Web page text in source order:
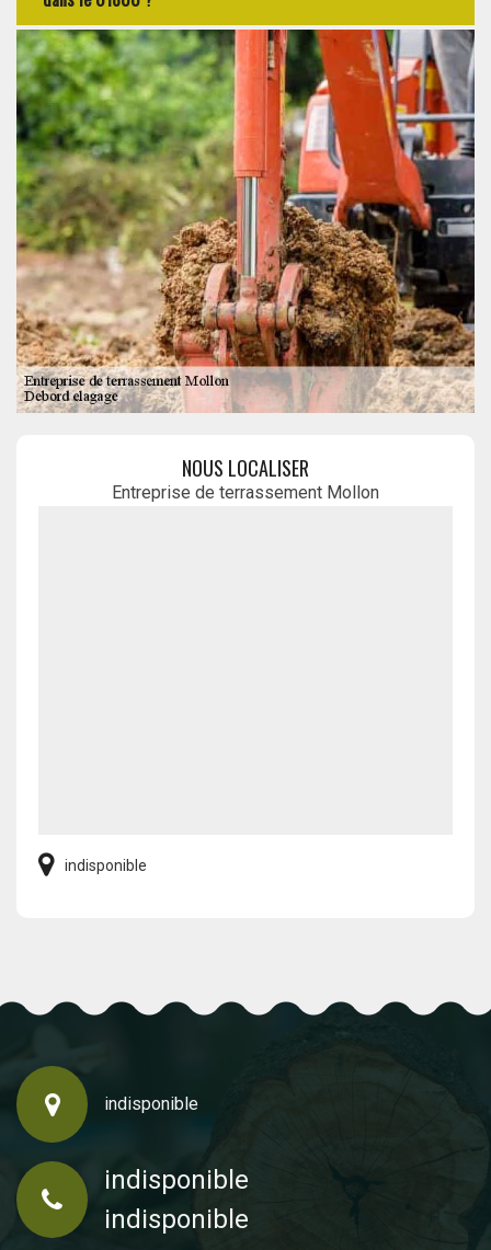
NOUS LOCALISER
Entreprise de terrassement Mollon
indisponible
indisponible
indisponible
indisponible